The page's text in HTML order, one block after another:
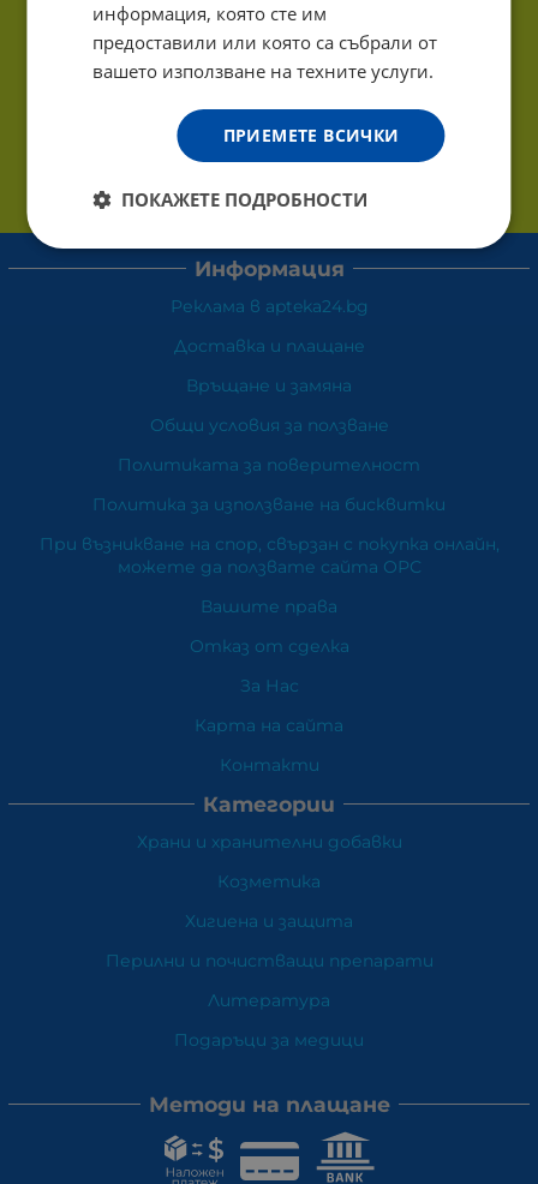
Информация
Реклама в apteka24.bg
Доставка и плащане
Връщане и замяна
Общи условия за ползване
Политиката за поверителност
Политика за използване на бисквитки
При възникване на спор, свързан с покупка онлайн,
можете да ползвате сайта ОРС
Вашите права
Отказ от сделка
За Нас
Карта на сайта
Контакти
Категории
Храни и хранителни добавки
Козметика
Хигиена и защита
Перилни и почистващи препарати
Литература
Подаръци за медици
Методи на плащане
информация, която сте им
предоставили или която са събрали от
вашето използване на техните услуги.
ПРИЕМЕТЕ ВСИЧКИ
ПОКАЖЕТЕ ПОДРОБНОСТИ